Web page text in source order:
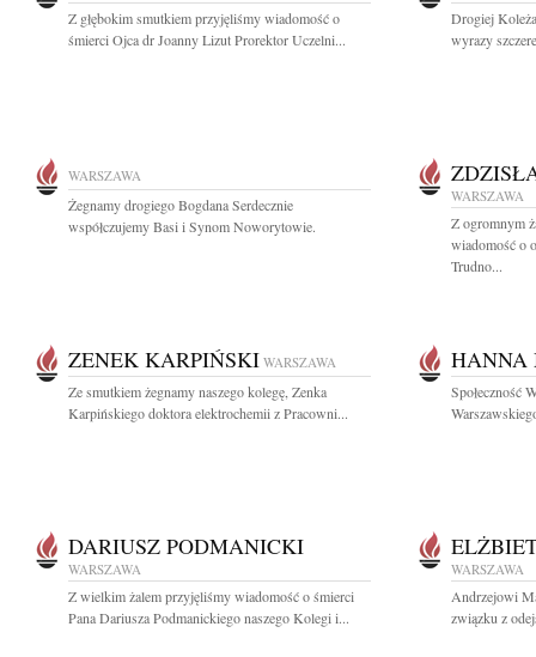
Z głębokim smutkiem przyjęliśmy wiadomość o
śmierci Ojca dr Joanny Lizut Prorektor Uczelni...
Drogiej
wyrazy
WARSZAWA
Żegnamy drogiego Bogdana Serdecznie
współczujemy Basi i Synom Noworytowie.
WARSZAWA
Z ogromnym
wiadomość o
Trudno...
ZENEK KARPIŃSKI WARSZAWA
Ze smutkiem żegnamy naszego kolegę, Zenka
Karpińskiego doktora elektrochemii z Pracowni...
HANNA
Społeczność
DARIUSZ PODMANICKI
WARSZAWA
Z wielkim żalem przyjęliśmy wiadomość o śmierci
Pana Dariusza Podmanickiego naszego Kolegi i...
WARSZAWA
Andrzejowi
związku z